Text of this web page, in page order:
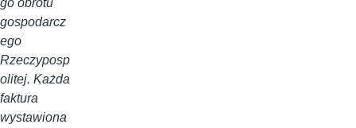
gospodarcz
ego
Rzeczyposp
olitej. Każda
faktura
wystawiona